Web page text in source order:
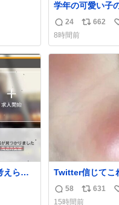
学年の可愛い子
返
信
数
24
リ
ス
662
8時間前
えられ
Twitter信じてこ
た…ありがとう
返
58
リ
631
15時間前